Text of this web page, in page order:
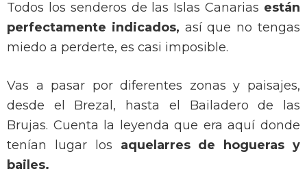
Todos los senderos de las Islas Canarias están
perfectamente indicados, así que no tengas
miedo a perderte, es casi imposible.
Vas a pasar por diferentes zonas y paisajes,
desde el Brezal, hasta el Bailadero de las
Brujas. Cuenta la leyenda que era aquí donde
tenían lugar los aquelarres de hogueras y
bailes.